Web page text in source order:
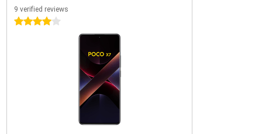
9 verified reviews
4 stars